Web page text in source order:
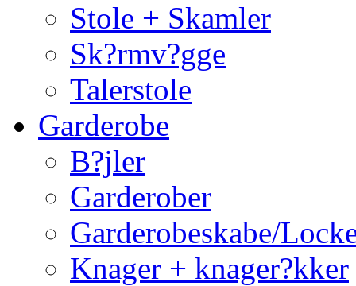
Stole + Skamler
Sk?rmv?gge
Talerstole
Garderobe
B?jler
Garderober
Garderobeskabe/
Knager + knager?kker